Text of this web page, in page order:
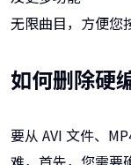
无限曲目，方便您
如何删除硬
要从 AVI 文件、